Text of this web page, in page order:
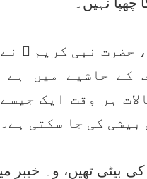
نبی کریم ﷺ
کے حاشیے میں
ہر وقت ایک
کی جا سکتی ہے۔
تھیں، وہ خیبر میں